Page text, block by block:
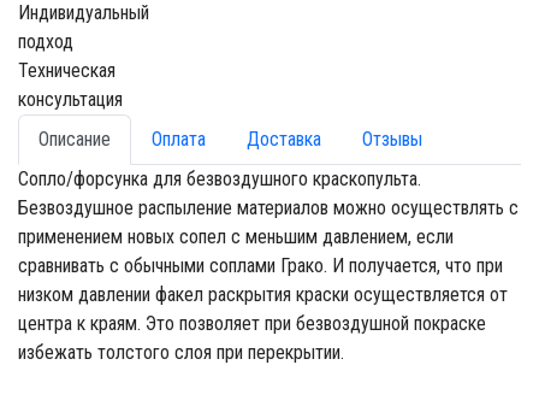
Индивидуальный
подход
Техническая
консультация
Описание
Оплата Доставка
Отзывы
Сопло/форсунка для безвоздушного краскопульта.
Безвоздушное распыление материалов можно осуществлять с
применением новых сопел с меньшим давлением, если
сравнивать с обычными соплами Грако. И получается, что при
низком давлении факел раскрытия краски осуществляется от
центра к краям. Это позволяет при безвоздушной покраске
избежать толстого слоя при перекрытии.